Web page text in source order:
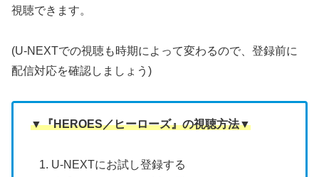
視聴できます。
(U-NEXTでの視聴も時期によって変わるので、登録前に
配信対応を確認しましょう)
▼『HEROES／ヒーローズ』の視聴方法▼
U-NEXTにお試し登録する